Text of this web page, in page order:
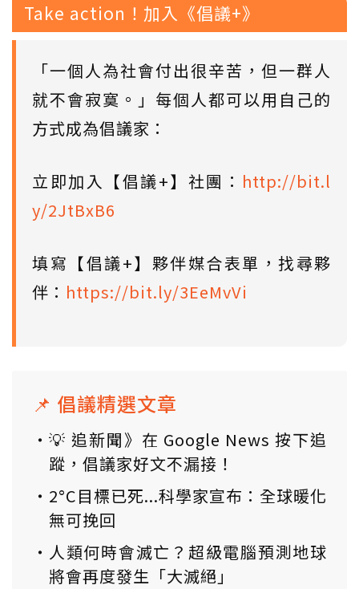
Take action！加入《倡議+》
「一個人為社會付出很辛苦，但一群人
就不會寂寞。」每個人都可以用自己的
方式成為倡議家：
立即加入【倡議+】社團： http://bit.l
y/2JtBxB6
填寫【倡議+】夥伴媒合表單，找尋夥
伴： https://bit.ly/3EeMvVi
📌 倡議精選文章
💡 追新聞》在 Google News 按下追
蹤，倡議家好文不漏接！
2°C目標已死...科學家宣布：全球暖化
無可挽回
人類何時會滅亡？超級電腦預測地球
將會再度發生「大滅絕」